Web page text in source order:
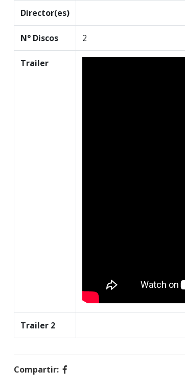
Director(es)
N° Discos 2
Trailer
Trailer 2
Compartir: